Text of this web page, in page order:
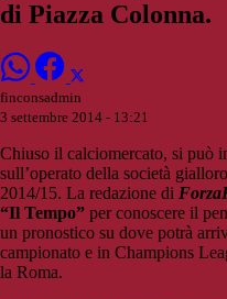
di Piazza Colonna.
finconsadmin
3 settembre 2014 - 13:21
Chiuso il calciomercato, si può
sull’operato della società
2014/15. La redazione di
“Il Tempo” per conoscere il
un pronostico su dove potrà
campionato e in Champions
la Roma.